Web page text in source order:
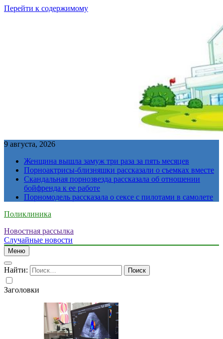
Перейти к содержимому
9 августа, 2026
Женщина вышла замуж три раза за пять месяцев
Порноактрисы-близняшки рассказали о съемках вместе
Скандальная порнозвезда рассказала об отношении
бойфренда к ее работе
Порномодель рассказала о сексе с пилотами в самолете
Поликлиника
Новостная рассылка
Случайные новости
Меню
Найти:
Заголовки